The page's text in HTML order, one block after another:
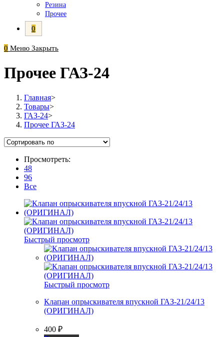
Резина
Прочее
0
0 Меню Закрыть
Прочее ГАЗ-24
Главная>
Товары>
ГАЗ-24>
Прочее ГАЗ-24
Просмотреть:
48
96
Все
Быстрый просмотр
Быстрый просмотр
Клапан опрыскивателя впускной ГАЗ-21/24/13
(ОРИГИНАЛ)
400 ₽